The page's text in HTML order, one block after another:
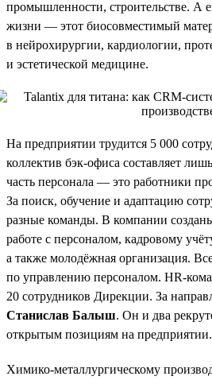
промышленности, строительстве. А
жизни — этот биосовместимый
в нейрохирургии, кардиологии,
и эстетической медицине.
На предприятии трудится 5 000
коллектив бэк-офиса составляет
часть персонала — это работники
За поиск, обучение и адаптацию
разные команды. В компании
работе с персоналом, кадровому
а также молодёжная организация.
по управлению персоналом. HR-
20 сотрудников Дирекции. За
Станислав Балыш. Он и два
открытым позициям на предприятии.
Химико-металлургическому